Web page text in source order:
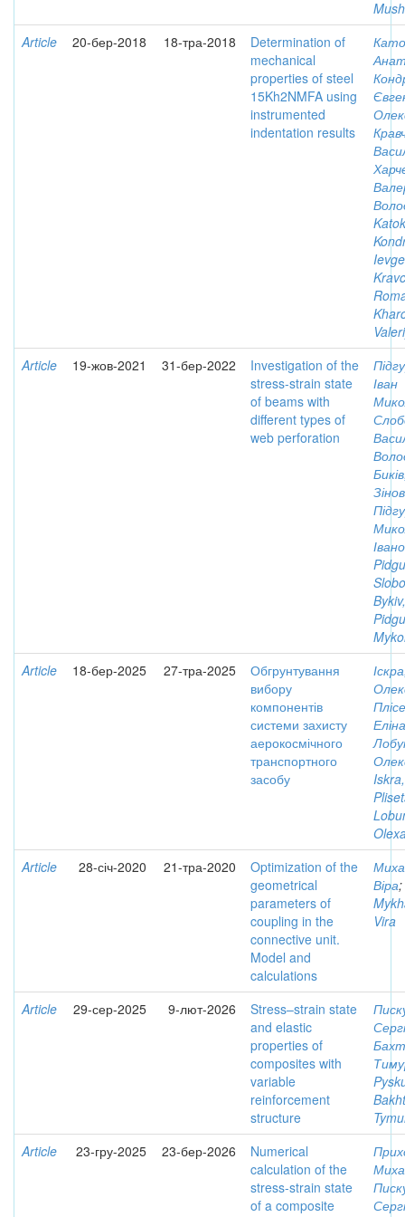
Article
20-бер-2018 18-тра-2018
Determination of
mechanical
properties of steel
15Kh2NMFA using
instrumented
indentation results
Article
19-жов-2021 31-бер-2022
Investigation of the
stress-strain state
of beams with
different types of
web perforation
Іван
Article
18-бер-2025 27-тра-2025
Обгрунтування
вибору
компонентів
системи захисту
аерокосмічного
транспортного
засобу
Еліна
Article
28-січ-2020 21-тра-2020
Optimization of the
geometrical
parameters of
coupling in the
connective unit.
Model and
calculations
Віра;
Vira
Article 29-сер-2025 9-лют-2026
Stress–strain state
and elastic
properties of
composites with
variable
reinforcement
structure
Article
23-гру-2025 23-бер-2026
Numerical
calculation of the
stress-strain state
of a composite